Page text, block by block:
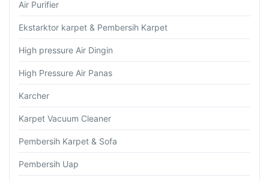
Air Purifier
Ekstarktor karpet & Pembersih Karpet
High pressure Air Dingin
High Pressure Air Panas
Karcher
Karpet Vacuum Cleaner
Pembersih Karpet & Sofa
Pembersih Uap